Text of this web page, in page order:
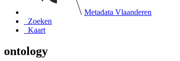
Metadata Vlaanderen
Zoeken
Kaart
ontology